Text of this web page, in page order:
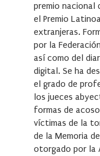
premio nacional
el Premio
extranjeras.
por la
así como del
digital. Se ha
el grado de
los jueces
formas de
víctimas de la
de la Memoria
otorgado por la